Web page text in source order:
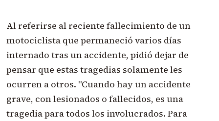
Al referirse al reciente fallecimiento de un
motociclista que permaneció varios días
internado tras un accidente, pidió dejar de
pensar que estas tragedias solamente les
ocurren a otros. "Cuando hay un accidente
grave, con lesionados o fallecidos, es una
tragedia para todos los involucrados. Para